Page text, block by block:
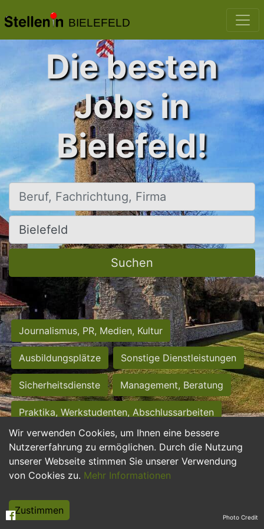
BIELEFELD
Wir verwenden Cookies, um Ihnen eine bessere
Nutzererfahrung zu ermöglichen. Durch die Nutzung
unserer Webseite stimmen Sie unserer Verwendung
von Cookies zu. Mehr Informationen
Zustimmen
Die besten
Jobs in
Bielefeld!
Beruf, Fachrichtung, Firma
Ort, Stadt
Suchen
Journalismus, PR, Medien, Kultur
Ausbildungsplätze Sonstige Dienstleistungen
Sicherheitsdienste Management, Beratung
Praktika, Werkstudenten, Abschlussarbeiten
Personalwesen Assistenz, Sekretariat
Hilfskräfte, Aushilfs- und Nebenjobs
Weiterbildung, Studium, duale Ausbildung Photo Credit